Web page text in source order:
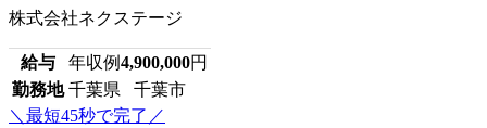
株式会社ネクステージ
給与 年収例4,900,000円
勤務地 千葉県 千葉市
＼最短45秒で完了／